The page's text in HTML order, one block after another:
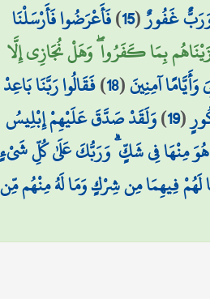
وَرَبٌّ غَفُورٌ(
15
)فَأَعْرَضُوا فَأَرْسَلْنَا
بِمَا كَفَرُوا ۖ وَهَلْ نُجَازِي إِلَّا
آمِنِينَ(
18
)فَقَالُوا رَبَّنَا بَاعِدْ
(
19
)وَلَقَدْ صَدَّقَ عَلَيْهِمْ إِبْلِيسُ
هُوَ مِنْهَا فِي شَكٍّ ۗ وَرَبُّكَ عَلَىٰ كُلِّ شَيْءٍ
لَهُمْ فِيهِمَا مِن شِرْكٍ وَمَا لَهُ مِنْهُم مِّن